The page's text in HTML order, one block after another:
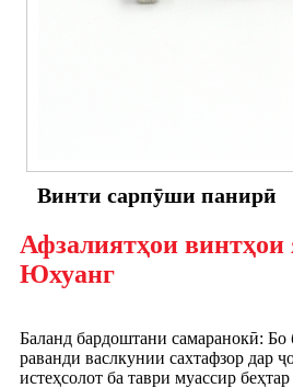
Винти сарпӯши панирӣ
Афзалиятҳои
Юхуанг
Баланд бардоштани самаранокӣ: Бо
раванди васлкунии сахтафзор дар
истеҳсолот ба таври муассир